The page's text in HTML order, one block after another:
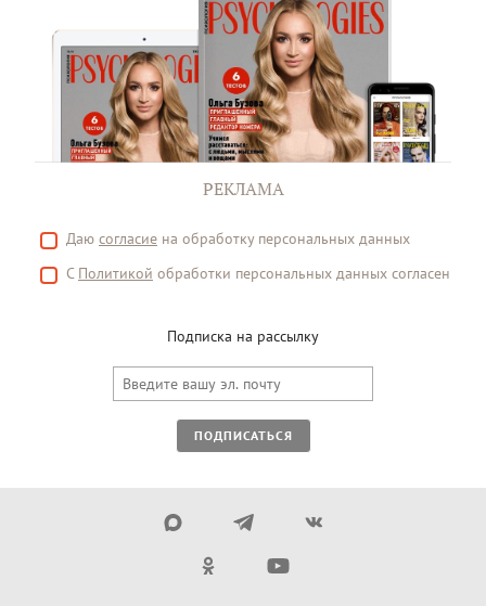
РЕКЛАМА
Даю согласие на обработку персональных данных
С Политикой обработки персональных данных согласен
Подписка на рассылку
ПОДПИСАТЬСЯ